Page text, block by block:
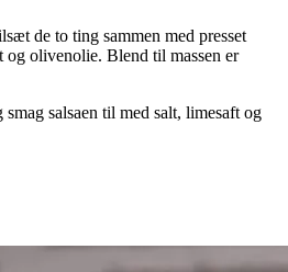
de to ting sammen med presset
olivenolie. Blend til massen er
salsaen til med salt, limesaft og